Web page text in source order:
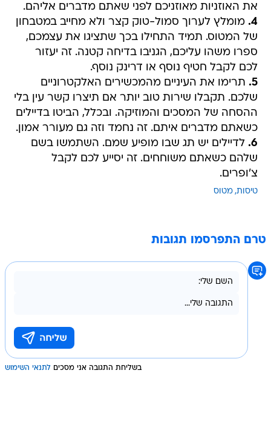
את האוזניות מאוזניכם לפני שאתם מדברים אליהם.
4. מומלץ לערוך סמול-טוק קצר ולא מחייב במטבחון
של המטוס. תמיד התחילו בכך שתציגו את עצמכם,
ספרו משהו עליכם, הגניבו בדיחה קטנה. זה יעזור
לכם לקבל חטיף נוסף או דרינק נוסף.
5. תרימו את העיניים מהמכשירים האלקטרוניים
שלכם. תקבלו שירות טוב יותר אם תיצרו קשר עין בלי
ההסחה של המסכים והמוזיקה. ובכלל, הביטו בדיילים
כשאתם מדברים איתם. זה נחמד וזה גם מעורר אמון.
6. לדיילים יש תג שבו מופיע שמם. השתמשו בשם
שלהם כשאתם משוחחים. זה יסייע לכם לקבל
צ'ופרים.
טיסות מטוס
טרם התפרסמו תגובות
בשליחת התגובה אני מסכים לתנאי השימוש